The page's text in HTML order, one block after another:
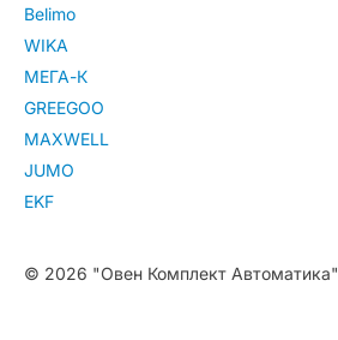
Belimo
WIKA
МЕГА-К
GREEGOO
MAXWELL
JUMO
EKF
© 2026 "Овен Комплект Автоматика"